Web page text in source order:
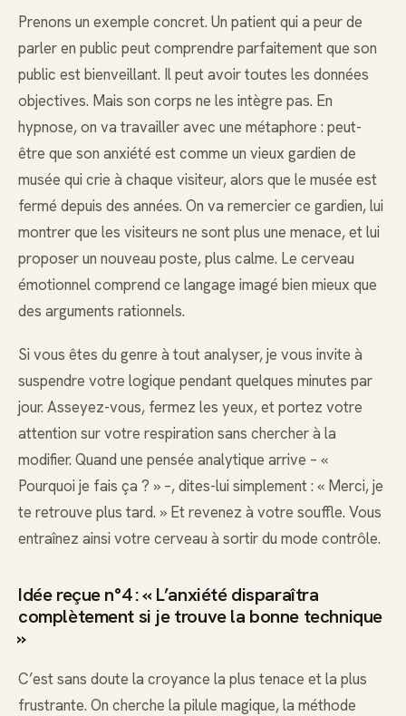
Prenons un exemple concret. Un patient qui a peur de
parler en public peut comprendre parfaitement que son
public est bienveillant. Il peut avoir toutes les données
objectives. Mais son corps ne les intègre pas. En
hypnose, on va travailler avec une métaphore : peut-
être que son anxiété est comme un vieux gardien de
musée qui crie à chaque visiteur, alors que le musée est
fermé depuis des années. On va remercier ce gardien, lui
montrer que les visiteurs ne sont plus une menace, et lui
proposer un nouveau poste, plus calme. Le cerveau
émotionnel comprend ce langage imagé bien mieux que
des arguments rationnels.
Si vous êtes du genre à tout analyser, je vous invite à
suspendre votre logique pendant quelques minutes par
jour. Asseyez-vous, fermez les yeux, et portez votre
attention sur votre respiration sans chercher à la
modifier. Quand une pensée analytique arrive – «
Pourquoi je fais ça ? » –, dites-lui simplement : « Merci, je
te retrouve plus tard. » Et revenez à votre souffle. Vous
entraînez ainsi votre cerveau à sortir du mode contrôle.
Idée reçue n°4 : « L’anxiété disparaîtra
complètement si je trouve la bonne technique
»
C’est sans doute la croyance la plus tenace et la plus
frustrante. On cherche la pilule magique, la méthode